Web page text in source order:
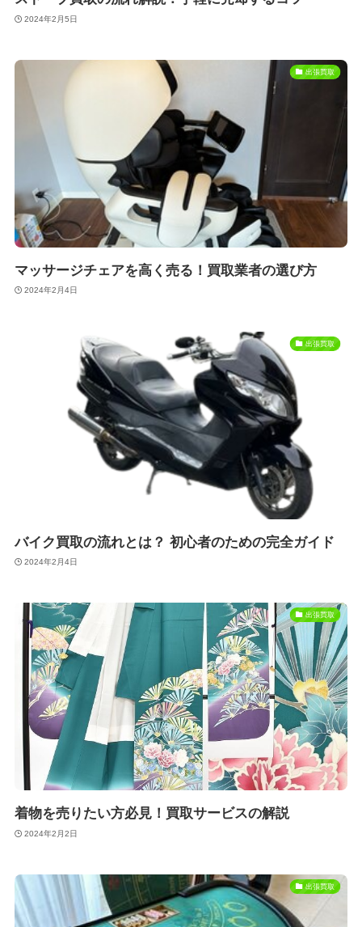
2024年2月5日
出張買取
マッサージチェアを高く売る！買取業者の選び方
2024年2月4日
出張買取
バイク買取の流れとは？ 初心者のための完全ガイド
2024年2月4日
出張買取
着物を売りたい方必見！買取サービスの解説
2024年2月2日
出張買取